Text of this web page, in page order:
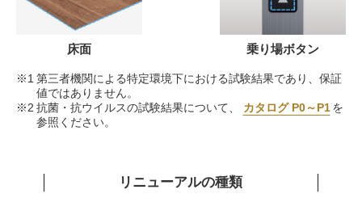
床面 乗り場ボタン
第三者機関による特定環境下における試験結果であり、保証
値ではありません。
抗菌・抗ウイルスの試験結果について、 カタログ P0～P1 を
参照ください。
リニューアルの種類